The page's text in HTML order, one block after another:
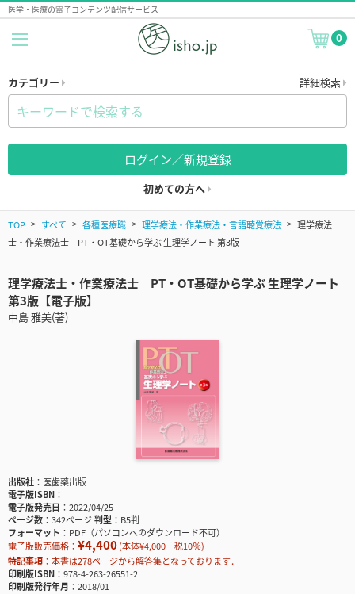
医学・医療の電子コンテンツ配信サービス
0
カテゴリー 詳細検索
ログイン／新規登録
初めての方へ
TOP すべて 各種医療職 理学療法・作業療法・言語聴覚療法
理学療法
士・作業療法士 PT・OT基礎から学ぶ 生理学ノート 第3版
理学療法士・作業療法士 PT・OT基礎から学ぶ 生理学ノート
第3版【電子版】
中島 雅美(著)
出版社
医歯薬出版
電子版ISBN
電子版発売日
2022/04/25
ページ数
342ページ判型
B5判
フォーマット
PDF（パソコンへのダウンロード不可）
電子版販売価格： ¥4,400(本体¥4,000＋税10％)
特記事項
本書は278ページから解答集となっております．
印刷版ISBN
978-4-263-26551-2
印刷版発行年月
2018/01